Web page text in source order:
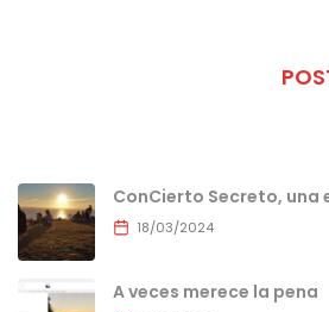
ConCierto Secreto, una
18/03/2024
A veces merece la pena